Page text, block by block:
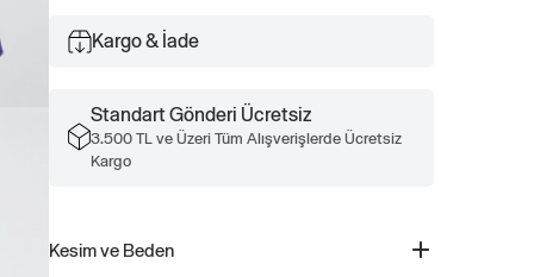
Kargo & İade
Standart Gönderi Ücretsiz
3.500 TL ve Üzeri Tüm Alışverişlerde Ücretsiz
Kargo
Kesim ve Beden